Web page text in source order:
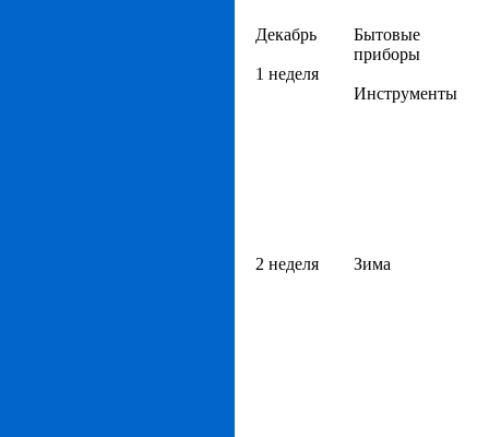
Декабрь
1 неделя
Бытовые
приборы
Инструменты
2 неделя Зима